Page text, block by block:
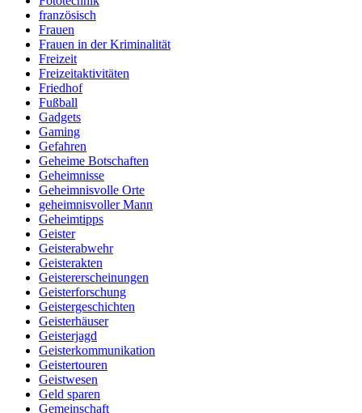
französisch
Frauen
Frauen in der Kriminalität
Freizeit
Freizeitaktivitäten
Friedhof
Fußball
Gadgets
Gaming
Gefahren
Geheime Botschaften
Geheimnisse
Geheimnisvolle Orte
geheimnisvoller Mann
Geheimtipps
Geister
Geisterabwehr
Geisterakten
Geistererscheinungen
Geisterforschung
Geistergeschichten
Geisterhäuser
Geisterjagd
Geisterkommunikation
Geistertouren
Geistwesen
Geld sparen
Gemeinschaft